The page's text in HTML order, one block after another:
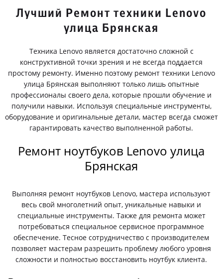
Лучший Ремонт техники Lenovo
улица Брянская
Техника Lenovo является достаточно сложной с
конструктивной точки зрения и не всегда поддается
простому ремонту. Именно поэтому ремонт техники Lenovo
улица Брянская выполняют только лишь опытные
профессионалы своего дела, которые прошли обучение и
получили навыки. Используя специальные инструменты,
оборудование и оригинальные детали, мастер всегда сможет
гарантировать качество выполненной работы.
Ремонт ноутбуков Lenovo улица
Брянская
Выполняя ремонт ноутбуков Lenovo, мастера используют
весь свой многолетний опыт, уникальные навыки и
специальные инструменты. Также для ремонта может
потребоваться специальное сервисное программное
обеспечение. Тесное сотрудничество с производителем
позволяет мастерам разрешить проблему любого уровня
сложности и полностью восстановить ноутбук клиента.